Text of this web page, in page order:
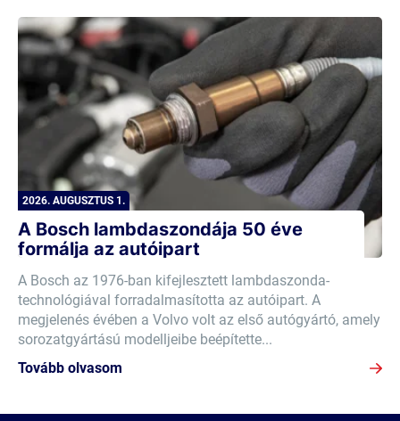
2026. AUGUSZTUS 1.
A Bosch lambdaszondája 50 éve
formálja az autóipart
A Bosch az 1976-ban kifejlesztett lambdaszonda-
technológiával forradalmasította az autóipart. A
megjelenés évében a Volvo volt az első autógyártó, amely
sorozatgyártású modelljeibe beépítette...
Tovább olvasom